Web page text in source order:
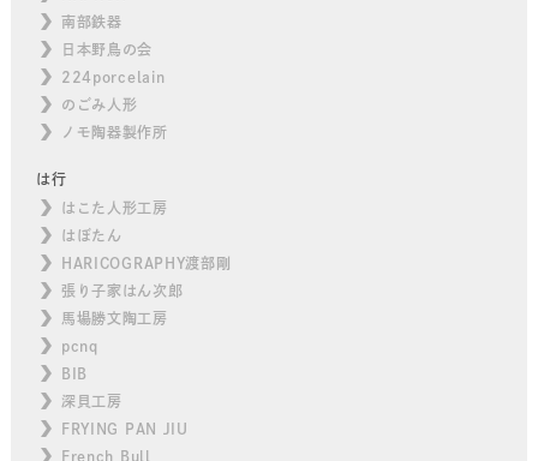
南部鉄器
日本野鳥の会
224porcelain
のごみ人形
ノモ陶器製作所
は行
はこた人形工房
はぼたん
HARICOGRAPHY渡部剛
張り子家はん次郎
馬場勝文陶工房
pcnq
BIB
深貝工房
FRYING PAN JIU
French Bull